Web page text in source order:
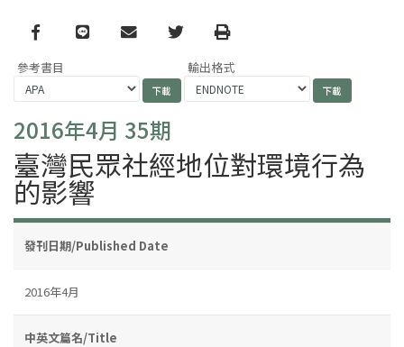
Facebook
line email TwitterPrint
參考書目 輸出格式
2016年4月 35期
臺灣民眾社經地位對環境行為
的影響
發刊日期/Published Date
2016年4月
中英文篇名/Title